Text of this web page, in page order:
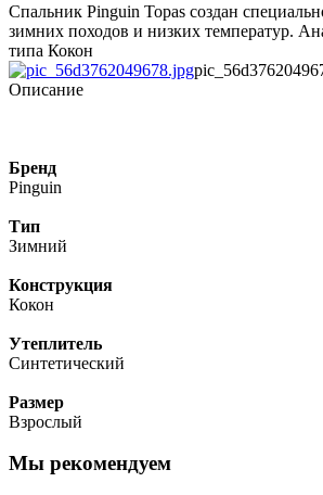
Спальник Pinguin Topas создан
зимних походов и низких температур.
типа Кокон
Описание
Бренд
Pinguin
Тип
Зимний
Конструкция
Кокон
Утеплитель
Синтетический
Размер
Взрослый
Мы рекомендуем